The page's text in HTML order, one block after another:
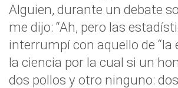
Alguien, durante un debate
me dijo: “Ah, pero las
interrumpí con aquello de “la
la ciencia por la cual si un
dos pollos y otro ninguno: